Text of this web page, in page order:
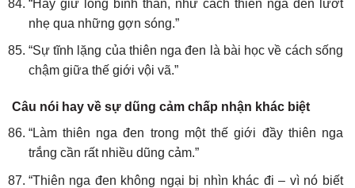
“Hãy giữ lòng bình thản, như cách thiên nga đen lướt
nhẹ qua những gợn sóng.”
“Sự tĩnh lặng của thiên nga đen là bài học về cách sống
chậm giữa thế giới vội vã.”
Câu nói hay về sự dũng cảm chấp nhận khác biệt
“Làm thiên nga đen trong một thế giới đầy thiên nga
trắng cần rất nhiều dũng cảm.”
“Thiên nga đen không ngại bị nhìn khác đi – vì nó biết